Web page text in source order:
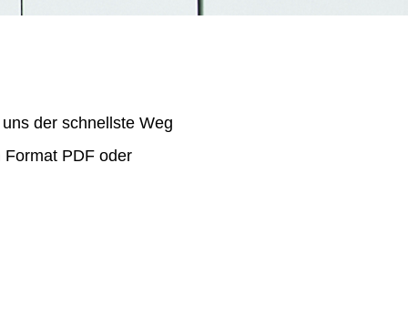
der schnellste Weg
PDF oder